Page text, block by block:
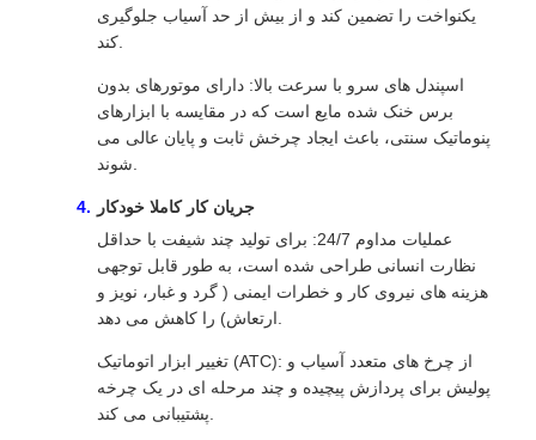
یکنواخت را تضمین کند و از بیش از حد آسیاب جلوگیری
اسپندل های سرو با سرعت بالا: دارای موتورهای بدون
برس خنک شده مایع است که در مقایسه با ابزارهای
پنوماتیک سنتی، باعث ایجاد چرخش ثابت و پایان عالی می
جریان کار کاملا خودکار
عملیات مداوم 24/7: برای تولید چند شیفت با حداقل
نظارت انسانی طراحی شده است، به طور قابل توجهی
هزینه های نیروی کار و خطرات ایمنی ( گرد و غبار، نویز و
تغییر ابزار اتوماتیک (ATC): از چرخ های متعدد آسیاب و
پولیش برای پردازش پیچیده و چند مرحله ای در یک چرخه